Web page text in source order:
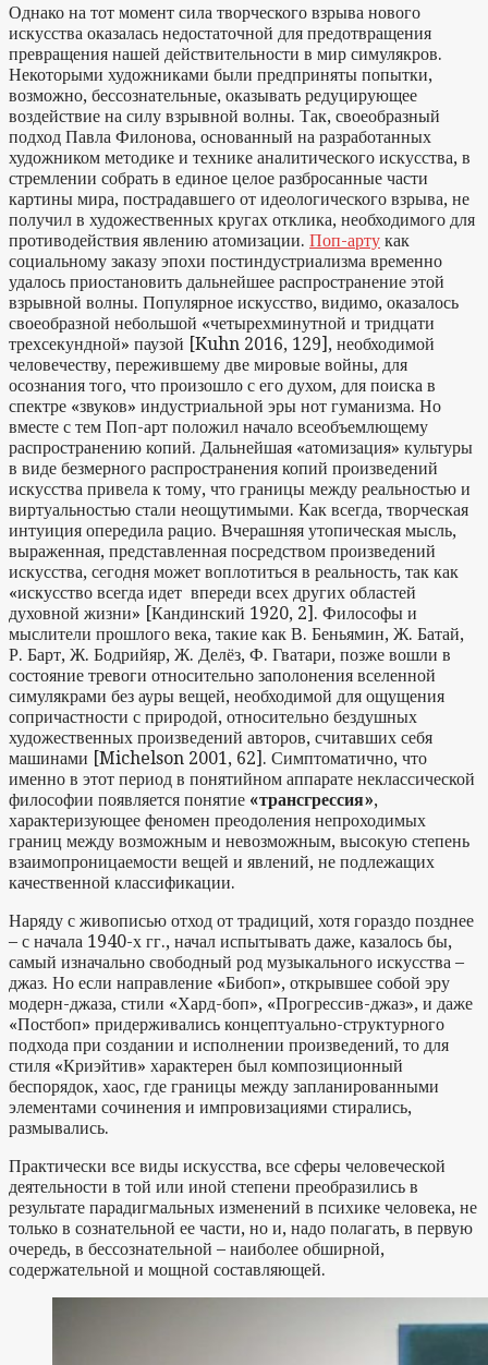
Однако на тот момент сила творческого взрыва нового
искусства оказалась недостаточной для предотвращения
превращения нашей действительности в мир симулякров.
Некоторыми художниками были предприняты попытки,
возможно, бессознательные, оказывать редуцирующее
воздействие на силу взрывной волны. Так, своеобразный
подход Павла Филонова, основанный на разработанных
художником методике и технике аналитического искусства, в
стремлении собрать в единое целое разбросанные части
картины мира, пострадавшего от идеологического взрыва, не
получил в художественных кругах отклика, необходимого для
противодействия явлению атомизации. Поп-арту как
социальному заказу эпохи постиндустриализма временно
удалось приостановить дальнейшее распространение этой
взрывной волны. Популярное искусство, видимо, оказалось
своеобразной небольшой «четырехминутной и тридцати
трехсекундной» паузой [Kuhn 2016, 129], необходимой
человечеству, пережившему две мировые войны, для
осознания того, что произошло с его духом, для поиска в
спектре «звуков» индустриальной эры нот гуманизма. Но
вместе с тем Поп-арт положил начало всеобъемлющему
распространению копий. Дальнейшая «атомизация» культуры
в виде безмерного распространения копий произведений
искусства привела к тому, что границы между реальностью и
виртуальностью стали неощутимыми. Как всегда, творческая
интуиция опередила рацио. Вчерашняя утопическая мысль,
выраженная, представленная посредством произведений
искусства, сегодня может воплотиться в реальность, так как
«искусство всегда идет впереди всех других областей
духовной жизни» [Кандинский 1920, 2]. Философы и
мыслители прошлого века, такие как В. Беньямин, Ж. Батай,
Р. Барт, Ж. Бодрийяр, Ж. Делёз, Ф. Гватари, позже вошли в
состояние тревоги относительно заполонения вселенной
симулякрами без ауры вещей, необходимой для ощущения
сопричастности с природой, относительно бездушных
художественных произведений авторов, считавших себя
машинами [Michelson 2001, 62]. Симптоматично, что
именно в этот период в понятийном аппарате неклассической
философии появляется понятие «трансгрессия»,
характеризующее феномен преодоления непроходимых
границ между возможным и невозможным, высокую степень
взаимопроницаемости вещей и явлений, не подлежащих
качественной классификации.
Наряду с живописью отход от традиций, хотя гораздо позднее
– с начала 1940-х гг., начал испытывать даже, казалось бы,
самый изначально свободный род музыкального искусства –
джаз. Но если направление «Бибоп», открывшее собой эру
модерн-джаза, стили «Хард-боп», «Прогрессив-джаз», и даже
«Постбоп» придерживались концептуально-структурного
подхода при создании и исполнении произведений, то для
стиля «Криэйтив» характерен был композиционный
беспорядок, хаос, где границы между запланированными
элементами сочинения и импровизациями стирались,
размывались.
Практически все виды искусства, все сферы человеческой
деятельности в той или иной степени преобразились в
результате парадигмальных изменений в психике человека, не
только в сознательной ее части, но и, надо полагать, в первую
очередь, в бессознательной – наиболее обширной,
содержательной и мощной составляющей.